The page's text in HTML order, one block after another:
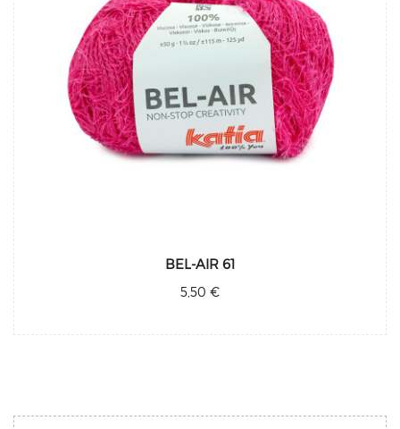
BEL-AIR 61
5,50 €